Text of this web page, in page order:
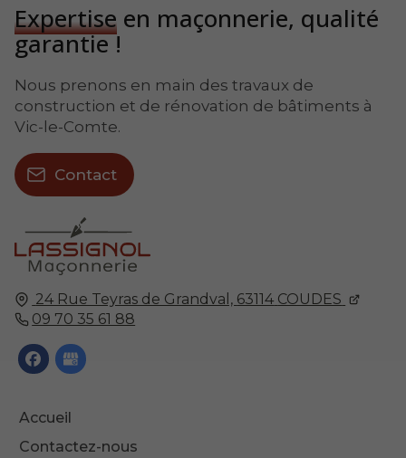
24 Rue Teyras de Grandval, 63114 COUDES
09 70 35 61 88
Accueil
Contactez-nous
Expertise en maçonnerie, qualité
garantie !
Nous prenons en main des travaux de
construction et de rénovation de bâtiments à
Vic-le-Comte.
Contact